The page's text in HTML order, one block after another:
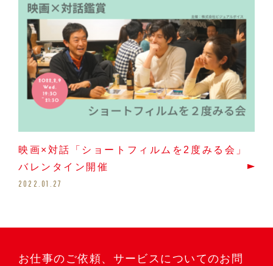
映画×対話「ショートフィルムを2度みる会」
バレンタイン開催
2022.01.27
お仕事のご依頼、サービスについてのお問